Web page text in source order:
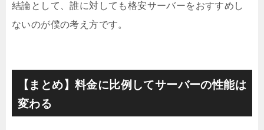
結論として、誰に対しても格安サーバーをおすすめし
ないのが僕の考え方です。
【まとめ】料金に比例してサーバーの性能は
変わる